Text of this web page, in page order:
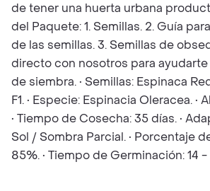
de tener una huerta urbana
del Paquete: 1. Semillas. 2. Guía
de las semillas. 3. Semillas de
directo con nosotros para
de siembra. • Semillas: Espinaca
F1. • Especie: Espinacia Oleracea. •
• Tiempo de Cosecha: 35 días. •
Sol / Sombra Parcial. • Porcentaje
85%. • Tiempo de Germinación: 14